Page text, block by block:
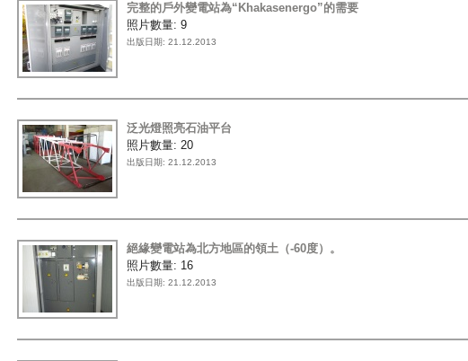
完整的戶外變電站為“Khakasenergo”的需要
照片數量: 9
出版日期: 21.12.2013
泛光燈照亮石油平台
照片數量: 20
出版日期: 21.12.2013
絕緣變電站為北方地區的領土（-60度）。
照片數量: 16
出版日期: 21.12.2013